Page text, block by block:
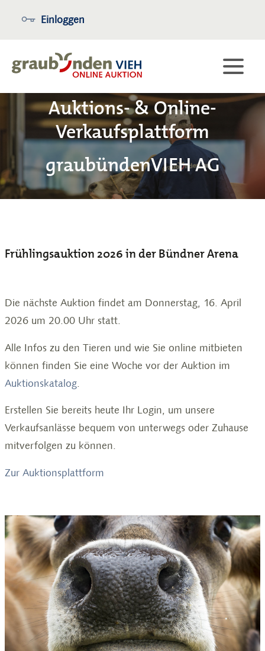
Einloggen
Auktions- & Online-
Verkaufsplattform
graubündenVIEH AG
Frühlingsauktion 2026 in der Bündner Arena
Die nächste Auktion findet am Donnerstag, 16. April
2026 um 20.00 Uhr statt.
Alle Infos zu den Tieren und wie Sie online mitbieten
können finden Sie eine Woche vor der Auktion im
Auktionskatalog.
Erstellen Sie bereits heute Ihr Login, um unsere
Verkaufsanlässe bequem von unterwegs oder Zuhause
mitverfolgen zu können.
Zur Auktionsplattform